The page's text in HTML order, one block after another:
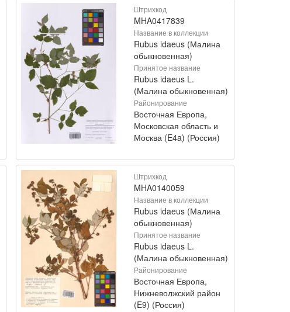
Штрихкод
MHA0417839
Название в коллекции
Rubus idaeus (Малина
обыкновенная)
Принятое название
Rubus idaeus L.
(Малина обыкновенная)
Районирование
Восточная Европа,
Московская область и
Москва (E4a) (Россия)
Штрихкод
MHA0140059
Название в коллекции
Rubus idaeus (Малина
обыкновенная)
Принятое название
Rubus idaeus L.
(Малина обыкновенная)
Районирование
Восточная Европа,
Нижневолжский район
(E9) (Россия)